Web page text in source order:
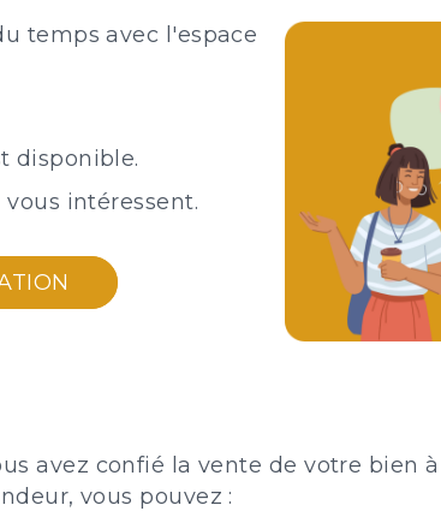
temps avec l'espace
disponible.
intéressent.
avez confié la vente de votre bien
vous pouvez :